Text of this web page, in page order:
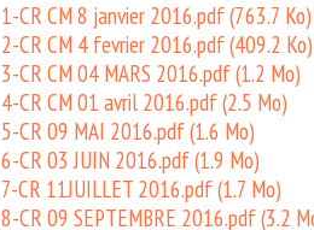
1-CR CM 8 janvier 2016.pdf(763.7 Ko)
2-CR CM 4 fevrier 2016.pdf(409.2 Ko)
3-CR CM 04 MARS 2016.pdf(1.2 Mo)
4-CR CM 01 avril 2016.pdf(2.5 Mo)
5-CR 09 MAI 2016.pdf(1.6 Mo)
6-CR 03 JUIN 2016.pdf(1.9 Mo)
7-CR 11JUILLET 2016.pdf(1.7 Mo)
8-CR 09 SEPTEMBRE 2016.pdf(3.2